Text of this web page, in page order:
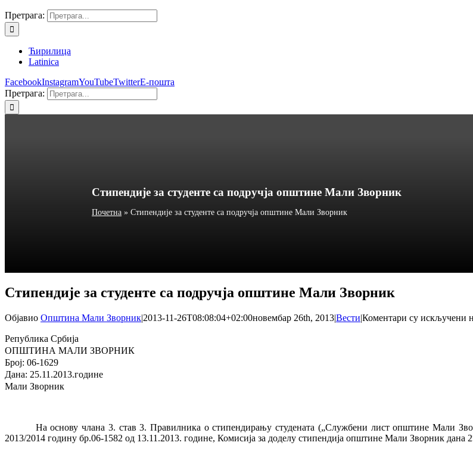
Претрага:
Ћирилица
Latinica
FacebookInstagramYouTubeTwitterЕ-пошта
Претрага:
Стипендије за студенте са подручја општине Мали Зворник
Почетна »Стипендије за студенте са подручја општине Мали Зворник
Стипендије за студенте са подручја општине Мали Зворник
Објавио Општина Мали Зворник|2013-11-26T08:08:04+02:00новембар 26th, 2013|Вести|Коментари су искључени
Република Србија
ОПШТИНА МАЛИ ЗВОРНИК
Број: 06-1629
Дана: 25.11.2013.године
Мали Зворник
На основу члана 3. став 3. Правилника о стипендирању студената („Службени лист општине Мали
2013/2014 годину бр.06-1582 од 13.11.2013. године, Комисија за доделу стипендија општине Мали Зворник дана